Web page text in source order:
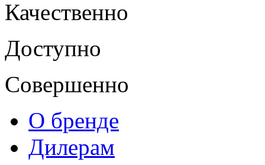
Качественно
Доступно
Совершенно
О бренде
Дилерам